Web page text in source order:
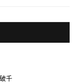
千